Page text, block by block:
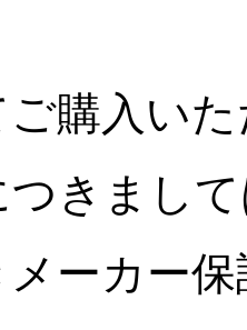
ご購入い
つきまし
メーカー